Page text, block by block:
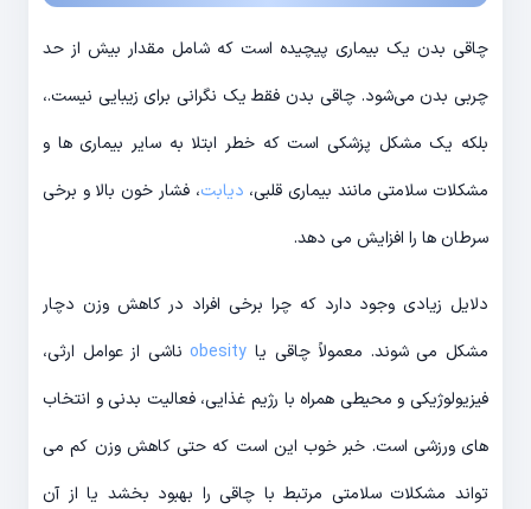
چاقی بدن یک بیماری پیچیده است که شامل مقدار بیش از حد
چربی بدن می‌شود. چاقی بدن فقط یک نگرانی برای زیبایی نیست.،
بلکه یک مشکل پزشکی است که خطر ابتلا به سایر بیماری ها و
مشکلات سلامتی مانند بیماری قلبی، دیابت، فشار خون بالا و برخی
سرطان ها را افزایش می دهد.
دلایل زیادی وجود دارد که چرا برخی افراد در کاهش وزن دچار
مشکل می شوند. معمولاً چاقی یا obesityناشی از عوامل ارثی،
فیزیولوژیکی و محیطی همراه با رژیم غذایی، فعالیت بدنی و انتخاب
های ورزشی است. خبر خوب این است که حتی کاهش وزن کم می
تواند مشکلات سلامتی مرتبط با چاقی را بهبود بخشد یا از آن